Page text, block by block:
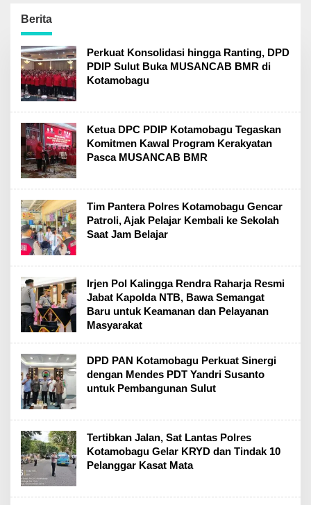
SMPN 2 Matali
Kotamobagu
Berita
Perkuat Konsolidasi hingga Ranting, DPD
PDIP Sulut Buka MUSANCAB BMR di
Kotamobagu
Ketua DPC PDIP Kotamobagu Tegaskan
Komitmen Kawal Program Kerakyatan
Pasca MUSANCAB BMR
Tim Pantera Polres Kotamobagu Gencar
Patroli, Ajak Pelajar Kembali ke Sekolah
Saat Jam Belajar
Irjen Pol Kalingga Rendra Raharja Resmi
Jabat Kapolda NTB, Bawa Semangat
Baru untuk Keamanan dan Pelayanan
Masyarakat
DPD PAN Kotamobagu Perkuat Sinergi
dengan Mendes PDT Yandri Susanto
untuk Pembangunan Sulut
Tertibkan Jalan, Sat Lantas Polres
Kotamobagu Gelar KRYD dan Tindak 10
Pelanggar Kasat Mata